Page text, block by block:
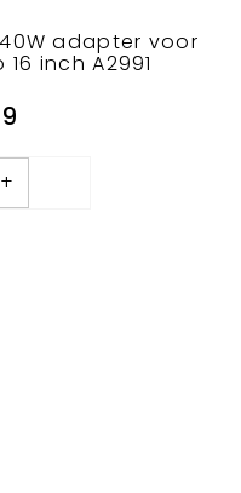
adapter voor
inch A2991